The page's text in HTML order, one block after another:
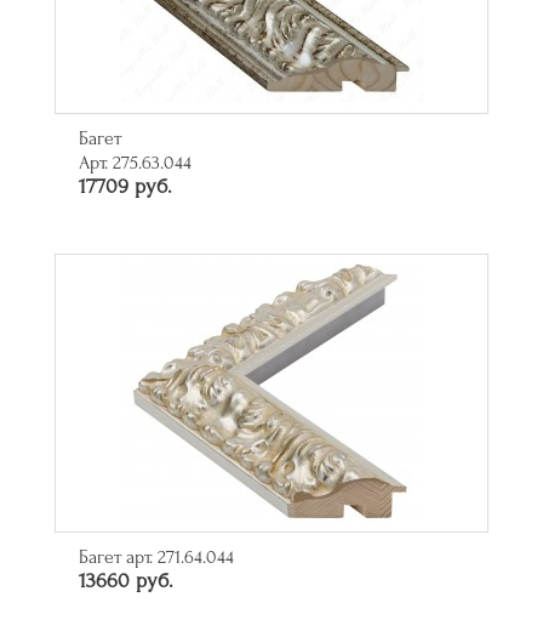
Багет
Арт. 275.63.044
17709 руб.
Багет арт. 271.64.044
13660 руб.